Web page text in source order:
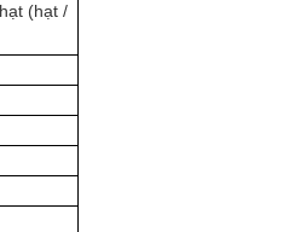
(hạt /